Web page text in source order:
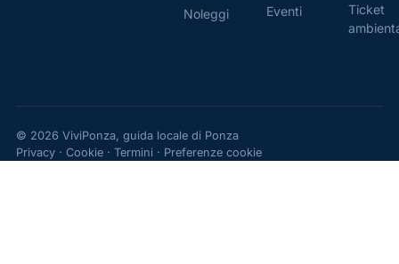
Noleggi
Eventi
Ticket
© 2026 ViviPonza, guida locale di Ponza
Privacy· Cookie· Termini · Preferenze cookie